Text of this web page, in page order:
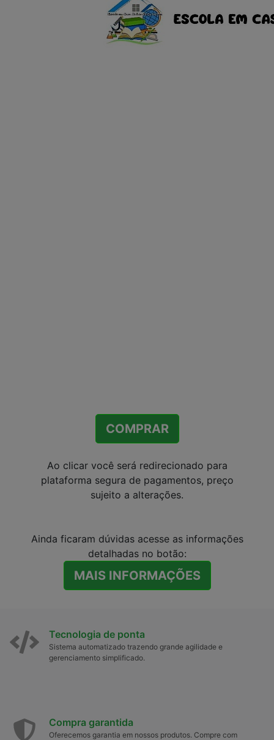
COMPRAR
Ao clicar você será redirecionado para
plataforma segura de pagamentos, preço
sujeito a alterações.
Ainda ficaram dúvidas acesse as informações
detalhadas no botão:
MAIS INFORMAÇÕES
Tecnologia de ponta
Sistema automatizado trazendo grande agilidade e
gerenciamento simplificado.
Compra garantida
Oferecemos garantia em nossos produtos. Compre com